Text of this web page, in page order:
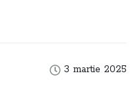
3 martie 2025